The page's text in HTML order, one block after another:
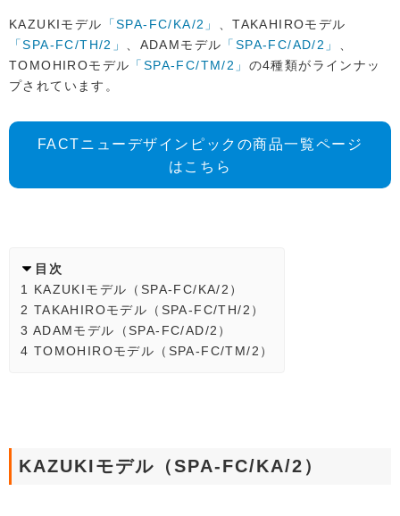
KAZUKIモデル 「SPA-FC/KA/2」
、TAKAHIROモデル
「SPA-FC/TH/2」
、ADAMモデル 「SPA-FC/AD/2」
TOMOHIROモデル 「SPA-FC/TM/2」 の4種類がラインナッ
プされています。
FACTニューデザインピックの商品一覧ページ
はこちら
目次
1 KAZUKIモデル（SPA-FC/KA/2）
2 TAKAHIROモデル（SPA-FC/TH/2）
3 ADAMモデル（SPA-FC/AD/2）
4 TOMOHIROモデル（SPA-FC/TM/2）
KAZUKIモデル（SPA-FC/KA/2）